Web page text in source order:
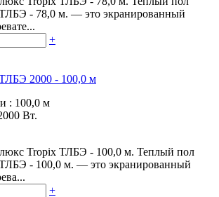
- 78,0 м. — это экранированный
+
2000 - 100,0 м
: 100,0 м
Вт.
Tropix ТЛБЭ - 100,0 м. Теплый пол
- 100,0 м. — это экранированный
+